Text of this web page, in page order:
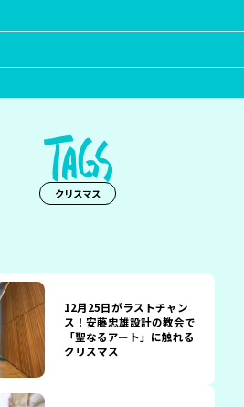
クリスマス
12月25日がラストチャン
ス！安藤忠雄設計の教会で
「聖なるアート」に触れる
クリスマス